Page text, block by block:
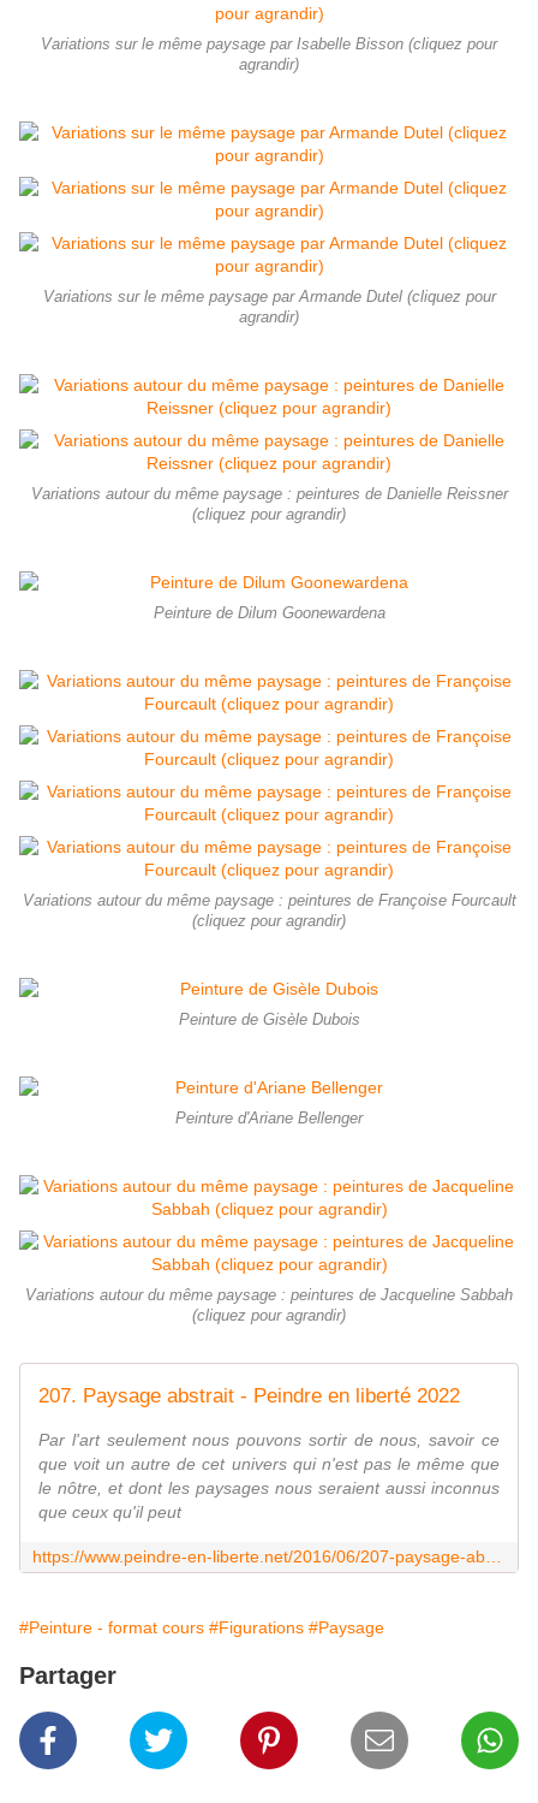
Variations sur le même paysage par Isabelle Bisson (cliquez pour
agrandir)
Variations sur le même paysage par Armande Dutel (cliquez pour
agrandir)
Variations autour du même paysage : peintures de Danielle Reissner
(cliquez pour agrandir)
Peinture de Dilum Goonewardena
Variations autour du même paysage : peintures de Françoise Fourcault
(cliquez pour agrandir)
Peinture de Gisèle Dubois
Peinture d'Ariane Bellenger
Variations autour du même paysage : peintures de Jacqueline Sabbah
(cliquez pour agrandir)
207. Paysage abstrait - Peindre en liberté 2022
Par l'art seulement nous pouvons sortir de nous, savoir ce
que voit un autre de cet univers qui n'est pas le même que
le nôtre, et dont les paysages nous seraient aussi inconnus
que ceux qu'il peut
#Peinture - format cours #Figurations #Paysage
Partager